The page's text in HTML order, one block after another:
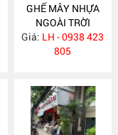
GHẾ MÂY NHỰA
NGOÀI TRỜI
NH244
Giá: LH - 0938 423
805